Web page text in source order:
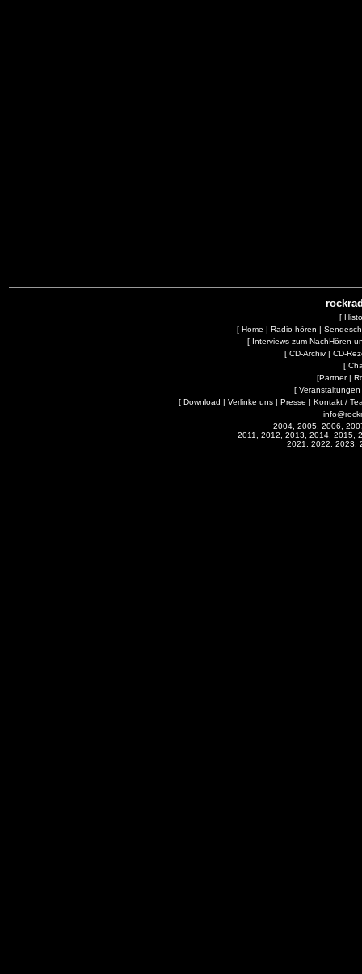
[
[ Home | Radio hören |
[ Interviews zum NachHören
[ CD-Archiv| CD-
[
[Partner|
[ Veranstaltungen
[ Download | Verlinke uns | Presse | Kontakt /
2004, 2005, 2006,
2011, 2012, 2013, 2014, 2015,
2021, 2022, 2023,